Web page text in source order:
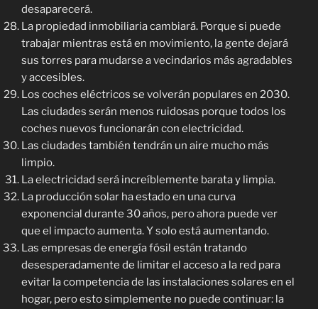
desaparecerá.
La propiedad inmobiliaria cambiará. Porque si puede
trabajar mientras está en movimiento, la gente dejará
sus torres para mudarse a vecindarios más agradables
y accesibles.
Los coches eléctricos se volverán populares en 2030.
Las ciudades serán menos ruidosas porque todos los
coches nuevos funcionarán con electricidad.
Las ciudades también tendrán un aire mucho más
limpio.
La electricidad será increíblemente barata y limpia.
La producción solar ha estado en una curva
exponencial durante 30 años, pero ahora puede ver
que el impacto aumenta. Y solo está aumentando.
Las empresas de energía fósil están tratando
desesperadamente de limitar el acceso a la red para
evitar la competencia de las instalaciones solares en el
hogar, pero esto simplemente no puede continuar: la